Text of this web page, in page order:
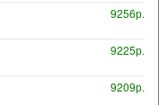
9256р.
9225р.
9209р.